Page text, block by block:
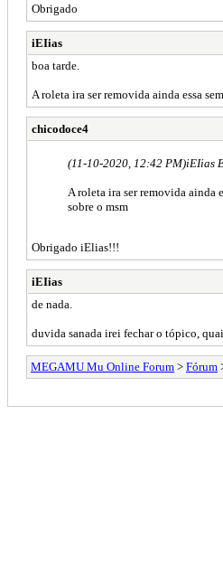
Obrigado
iEIias
boa tarde.
A roleta ira ser removida ainda essa
chicodoce4
(11-10-2020, 12:42 PM)iEIias
A roleta ira ser removida ainda
sobre o msm
Obrigado iElias!!!
iEIias
de nada.
duvida sanada irei fechar o tópico,
MEGAMU Mu Online Forum > Fórum